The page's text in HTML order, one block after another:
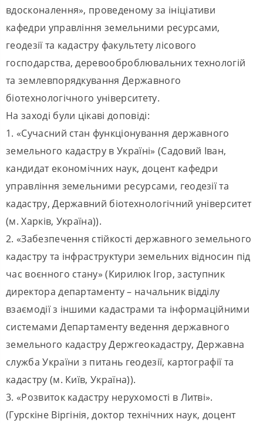
вдосконалення», проведеному за ініціативи
кафедри управління земельними ресурсами,
геодезії та кадастру факультету лісового
господарства, деревооброблювальних технологій
та землевпорядкування Державного
біотехнологічного університету.
На заході були цікаві доповіді:
1. «Сучасний стан функціонування державного
земельного кадастру в Україні» (Садовий Іван,
кандидат економічних наук, доцент кафедри
управління земельними ресурсами, геодезії та
кадастру, Державний біотехнологічний університет
(м. Харків, Україна)).
2. «Забезпечення стійкості державного земельного
кадастру та інфраструктури земельних відносин під
час воєнного стану» (Кирилюк Ігор, заступник
директора департаменту – начальник відділу
взаємодії з іншими кадастрами та інформаційними
системами Департаменту ведення державного
земельного кадастру Держгеокадастру, Державна
служба України з питань геодезії, картографії та
кадастру (м. Київ, Україна)).
3. «Розвиток кадастру нерухомості в Литві».
(Гурскіне Віргінія, доктор технічних наук, доцент